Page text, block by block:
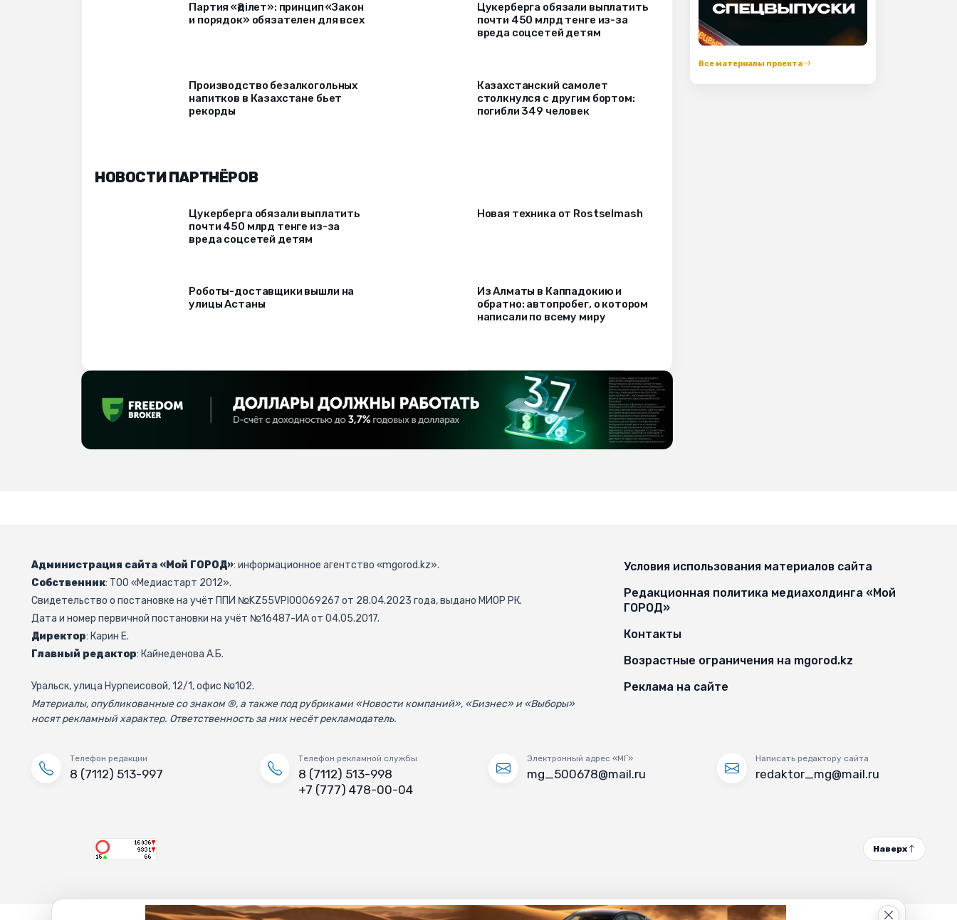
Партия «Әділет»: принцип «Закон
и порядок» обязателен для всех
Цукерберга обязали выплатить
почти 450 млрд тенге из-за
вреда соцсетей детям
Производство безалкогольных
напитков в Казахстане бьет
рекорды
Казахстанский самолет
столкнулся с другим бортом:
погибли 349 человек
НОВОСТИ ПАРТНЁРОВ
Цукерберга обязали выплатить
почти 450 млрд тенге из-за
вреда соцсетей детям
Новая техника от Rostselmash
Роботы-доставщики вышли на
улицы Астаны
Из Алматы в Каппадокию и
обратно: автопробег, о котором
написали по всему миру
Все материалы проекта
Администрация сайта «Мой ГОРОД»: информационное агентство «mgorod.kz».
Собственник: ТОО «Медиастарт 2012».
Свидетельство о постановке на учёт ППИ №KZ55VPI00069267 от 28.04.2023 года, выдано МИОР РК.
Дата и номер первичной постановки на учёт №16487-ИА от 04.05.2017.
Директор: Карин Е.
Главный редактор: Кайнеденова А.Б.
Уральск, улица Нурпеисовой, 12/1, офис №102.
Материалы, опубликованные со знаком ®, а также под рубриками «Новости компаний», «Бизнес» и «Выборы»
носят рекламный характер. Ответственность за них несёт рекламодатель.
Условия использования материалов сайта
Редакционная политика медиахолдинга «Мой
ГОРОД»
Контакты
Возрастные ограничения на mgorod.kz
Реклама на сайте
Телефон редакции
8 (7112) 513-997
Телефон рекламной службы
8 (7112) 513-998
+7 (777) 478-00-04
Электронный адрес «МГ»
mg_500678@mail.ru
Написать редактору сайта
redaktor_mg@mail.ru
Наверх